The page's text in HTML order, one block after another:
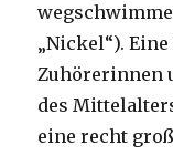
„Nickel“).
Zuhörerinnen
des
eine recht